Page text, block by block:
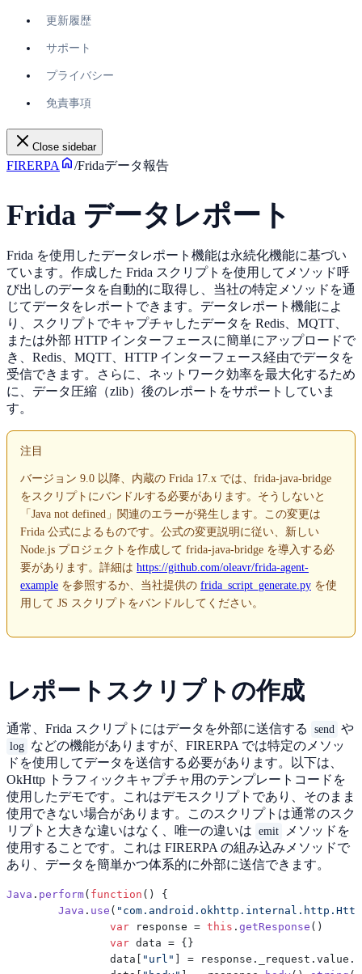
更新履歴
サポート
プライバシー
免責事項
Close sidebar
FIRERPA /Fridaデータ報告
Frida データレポート
Frida を使用したデータレポート機能は永続化機能に基づい
ています。作成した Frida スクリプトを使用してメソッド呼
び出しのデータを自動的に取得し、当社の特定メソッドを通
じてデータをレポートできます。データレポート機能によ
り、スクリプトでキャプチャしたデータを Redis、MQTT、
または外部 HTTP インターフェースに簡単にアップロードで
き、Redis、MQTT、HTTP インターフェース経由でデータを
受信できます。さらに、ネットワーク効率を最大化するため
に、データ圧縮（zlib）後のレポートをサポートしていま
す。
注目
バージョン 9.0 以降、内蔵の Frida 17.x では、frida-java-bridge
をスクリプトにバンドルする必要があります。そうしないと
「Java not defined」関連のエラーが発生します。この変更は
Frida 公式によるものです。公式の変更説明に従い、新しい
Node.js プロジェクトを作成して frida-java-bridge を導入する必
要があります。詳細は https://github.com/oleavr/frida-agent-
example を参照するか、当社提供の frida_script_generate.py を使
用して JS スクリプトをバンドルしてください。
レポートスクリプトの作成
通常、Frida スクリプトにはデータを外部に送信する send や
log などの機能がありますが、FIRERPA では特定のメソッ
ドを使用してデータを送信する必要があります。以下は、
OkHttp トラフィックキャプチャ用のテンプレートコードを
使用したデモです。これはデモスクリプトであり、そのまま
使用できない場合があります。このスクリプトは通常のスク
リプトと大きな違いはなく、唯一の違いは
emit
メソッドを
使用することです。これは FIRERPA の組み込みメソッドで
あり、データを簡単かつ体系的に外部に送信できます。
Java . perform( function ( ) {
Java . use (
var response = this . getResponse ()
var data = {}
                data[
"url" ] = response. _request . value .